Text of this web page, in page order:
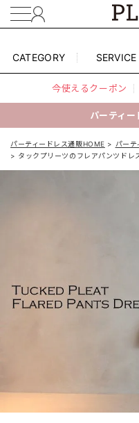
CATEGORY SERVICE
今使えるクーポン
パーティー
パーティードレス通販HOME
パーテ
タックプリーツのフレアパンツドレ